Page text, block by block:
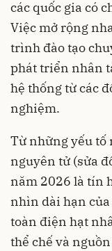
các quốc gia có
Việc mở rộng
trình đào tạo
phát triển nhân
hệ thống từ các
nghiệm.
Từ những yếu tố
nguyên tử (sửa
năm 2026 là tín
nhìn dài hạn
toàn điện hạt
thể chế và